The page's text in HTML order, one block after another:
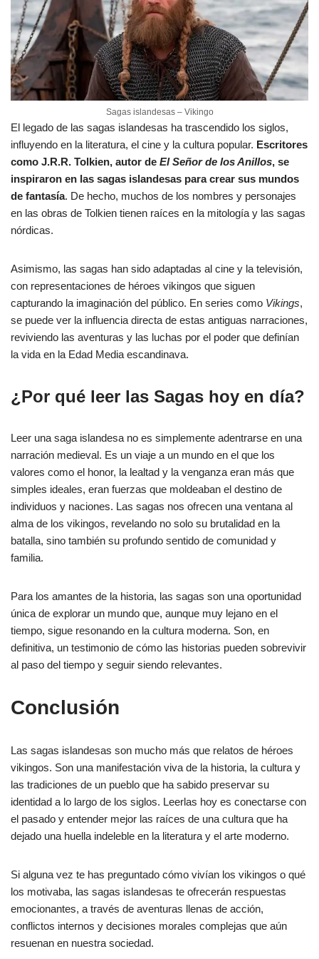
Sagas islandesas – Vikingo
El legado de las sagas islandesas ha trascendido los siglos,
influyendo en la literatura, el cine y la cultura popular. Escritores
como J.R.R. Tolkien, autor de El Señor de los Anillos, se
inspiraron en las sagas islandesas para crear sus mundos
de fantasía. De hecho, muchos de los nombres y personajes
en las obras de Tolkien tienen raíces en la mitología y las sagas
nórdicas.
Asimismo, las sagas han sido adaptadas al cine y la televisión,
con representaciones de héroes vikingos que siguen
capturando la imaginación del público. En series como Vikings,
se puede ver la influencia directa de estas antiguas narraciones,
reviviendo las aventuras y las luchas por el poder que definían
la vida en la Edad Media escandinava.
¿Por qué leer las Sagas hoy en día?
Leer una saga islandesa no es simplemente adentrarse en una
narración medieval. Es un viaje a un mundo en el que los
valores como el honor, la lealtad y la venganza eran más que
simples ideales, eran fuerzas que moldeaban el destino de
individuos y naciones. Las sagas nos ofrecen una ventana al
alma de los vikingos, revelando no solo su brutalidad en la
batalla, sino también su profundo sentido de comunidad y
familia.
Para los amantes de la historia, las sagas son una oportunidad
única de explorar un mundo que, aunque muy lejano en el
tiempo, sigue resonando en la cultura moderna. Son, en
definitiva, un testimonio de cómo las historias pueden sobrevivir
al paso del tiempo y seguir siendo relevantes.
Conclusión
Las sagas islandesas son mucho más que relatos de héroes
vikingos. Son una manifestación viva de la historia, la cultura y
las tradiciones de un pueblo que ha sabido preservar su
identidad a lo largo de los siglos. Leerlas hoy es conectarse con
el pasado y entender mejor las raíces de una cultura que ha
dejado una huella indeleble en la literatura y el arte moderno.
Si alguna vez te has preguntado cómo vivían los vikingos o qué
los motivaba, las sagas islandesas te ofrecerán respuestas
emocionantes, a través de aventuras llenas de acción,
conflictos internos y decisiones morales complejas que aún
resuenan en nuestra sociedad.